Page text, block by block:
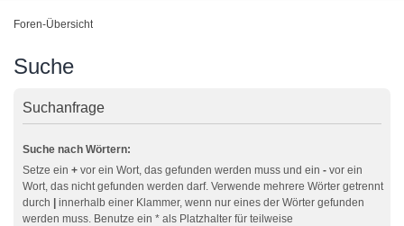
Foren-Übersicht
Suche
Suchanfrage
Suche nach Wörtern:
Setze ein + vor ein Wort, das gefunden werden muss und ein - vor ein
Wort, das nicht gefunden werden darf. Verwende mehrere Wörter getrennt
durch
innerhalb einer Klammer, wenn nur eines der Wörter gefunden
werden muss. Benutze ein * als Platzhalter für teilweise